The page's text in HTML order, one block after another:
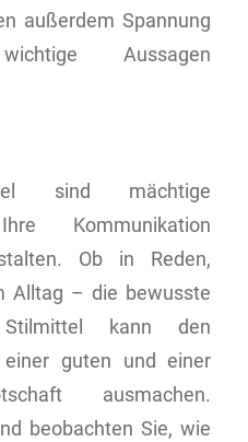
außerdem Spannung
Aussagen
sind mächtige
Kommunikation
Ob in Reden,
Alltag – die bewusste
kann den
einer guten und einer
ausmachen.
beobachten Sie, wie